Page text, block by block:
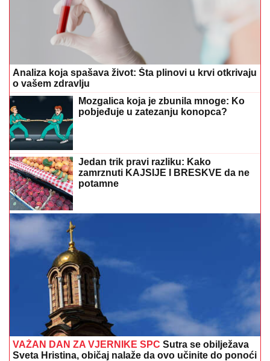
Analiza koja spašava život: Šta plinovi u krvi otkrivaju
o vašem zdravlju
Mozgalica koja je zbunila mnoge: Ko
pobjeđuje u zatezanju konopca?
Jedan trik pravi razliku: Kako
zamrznuti KAJSIJE I BRESKVE da ne
potamne
VAŽAN DAN ZA VJERNIKE SPC Sutra se obilježava
Sveta Hristina, običaj nalaže da ovo učinite do ponoći